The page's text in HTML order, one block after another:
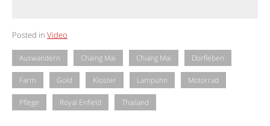
Posted in Video
Auswandern Chaing Mai Chiang Mai Dorfleben
Farm Gold Kloster Lampuhn Motorrad
Pflege Royal Enfield Thailand